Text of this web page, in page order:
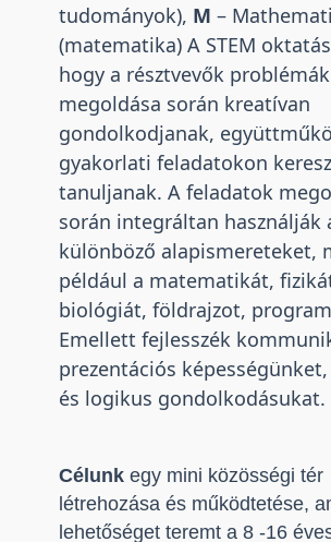
tudományok), M –
(matematika) A STEM
hogy a résztvevők problémák
megoldása során kreatívan
gondolkodjanak,
gyakorlati feladatokon
tanuljanak. A feladatok
során integráltan használják
különböző alapismereteket,
például a matematikát,
biológiát, földrajzot,
Emellett fejlesszék
prezentációs
és logikus gondolkodásukat.
Célunk egy mini közösségi tér
létrehozása és működtetése,
lehetőséget teremt a 8 -16